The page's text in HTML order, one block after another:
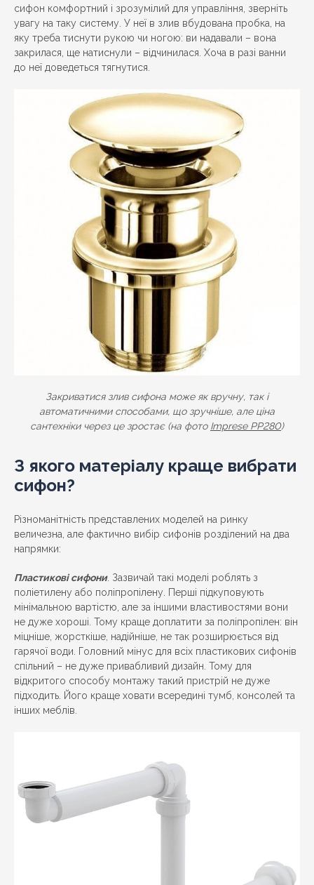
сифон комфортний і зрозумілий для управління, зверніть
увагу на таку систему. У неї в злив вбудована пробка, на
яку треба тиснути рукою чи ногою: ви надавали – вона
закрилася, ще натиснули – відчинилася. Хоча в разі ванни
до неї доведеться тягнутися.
Закриватися злив сифона може як вручну, так і
автоматичними способами, що зручніше, але ціна
сантехніки через це зростає (на фото Imprese PP280)
З якого матеріалу краще вибрати
сифон?
Різноманітність представлених моделей на ринку
величезна, але фактично вибір сифонів розділений на два
напрямки:
Пластикові сифони. Зазвичай такі моделі роблять з
поліетилену або поліпропілену. Перші підкуповують
мінімальною вартістю, але за іншими властивостями вони
не дуже хороші. Тому краще доплатити за поліпропілен: він
міцніше, жорсткіше, надійніше, не так розширюється від
гарячої води. Головний мінус для всіх пластикових сифонів
спільний – не дуже привабливий дизайн. Тому для
відкритого способу монтажу такий пристрій не дуже
підходить. Його краще ховати всередині тумб, консолей та
інших меблів.